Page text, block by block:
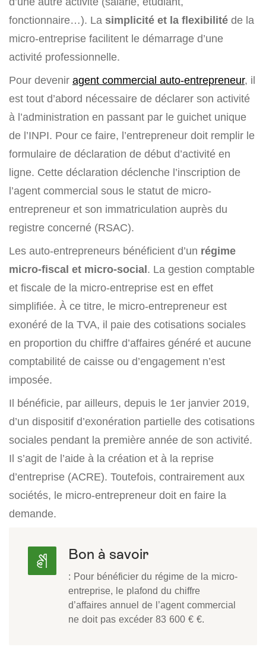
fonctionnaire…). La simplicité et la flexibilité de la
micro-entreprise facilitent le démarrage d’une
activité professionnelle.
Pour devenir agent commercial auto-entrepreneur, il
est tout d’abord nécessaire de déclarer son activité
à l’administration en passant par le guichet unique
de l’INPI. Pour ce faire, l’entrepreneur doit remplir le
formulaire de déclaration de début d’activité en
ligne. Cette déclaration déclenche l’inscription de
l’agent commercial sous le statut de micro-
entrepreneur et son immatriculation auprès du
registre concerné (RSAC).
Les auto-entrepreneurs bénéficient d’un régime
micro-fiscal et micro-social. La gestion comptable
et fiscale de la micro-entreprise est en effet
simplifiée. À ce titre, le micro-entrepreneur est
exonéré de la TVA, il paie des cotisations sociales
en proportion du chiffre d’affaires généré et aucune
comptabilité de caisse ou d’engagement n’est
imposée.
Il bénéficie, par ailleurs, depuis le 1er janvier 2019,
d’un dispositif d’exonération partielle des cotisations
sociales pendant la première année de son activité.
Il s’agit de l’aide à la création et à la reprise
d’entreprise (ACRE). Toutefois, contrairement aux
sociétés, le micro-entrepreneur doit en faire la
demande.
Bon à savoir
: Pour bénéficier du régime de la micro-
entreprise, le plafond du chiffre
d’affaires annuel de l’agent commercial
ne doit pas excéder 83 600 € €.